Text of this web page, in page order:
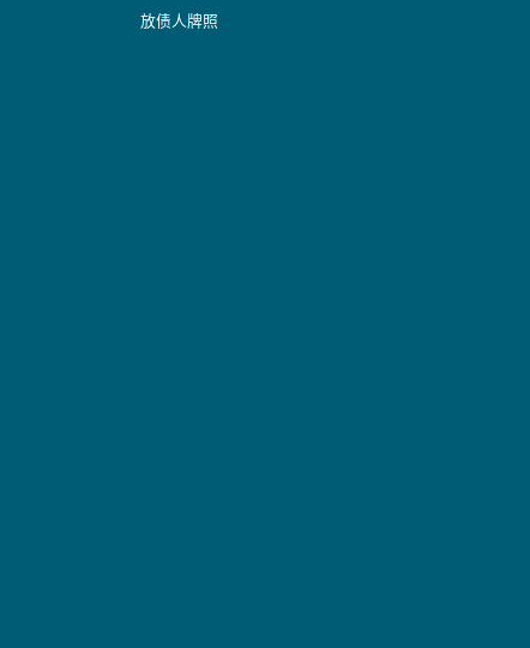
放债人牌照